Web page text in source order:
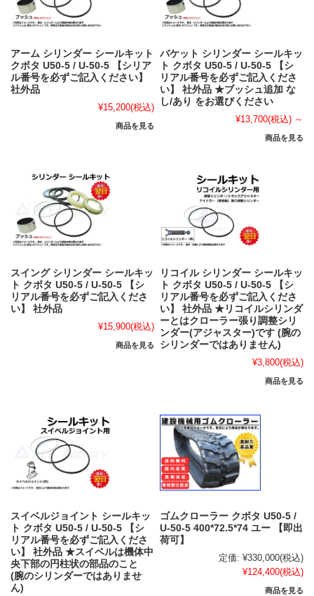
アーム シリンダー シールキット
クボタ U50-5 / U-50-5 【シリア
ル番号を必ずご記入ください】
社外品
¥15,200(税込)
商品を見る
バケット シリンダー シールキッ
ト クボタ U50-5 / U-50-5 【シ
リアル番号を必ずご記入くださ
い】 社外品 ★ブッシュ追加 な
し/あり をお選びください
¥13,700(税込) ～
商品を見る
スイング シリンダー シールキッ
ト クボタ U50-5 / U-50-5 【シ
リアル番号を必ずご記入くださ
い】 社外品
¥15,900(税込)
商品を見る
リコイル シリンダー シールキッ
ト クボタ U50-5 / U-50-5 【シ
リアル番号を必ずご記入くださ
い】 社外品 ★リコイルシリンダ
ーとはクローラー張り調整シリ
ンダー(アジャスター)です (腕の
シリンダーではありません)
¥3,800(税込)
商品を見る
スイベルジョイント シールキッ
ト クボタ U50-5 / U-50-5 【シ
リアル番号を必ずご記入くださ
い】 社外品 ★スイベルは機体中
央下部の円柱状の部品のこと
(腕のシリンダーではありませ
ん)
ゴムクローラー クボタ U50-5 /
U-50-5 400*72.5*74 ユー 【即出
荷可】
定価: ¥330,000(税込)
¥124,400(税込)
商品を見る